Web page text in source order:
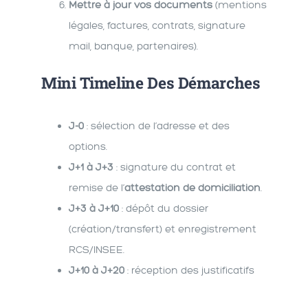
Mettre à jour vos documents (mentions
légales, factures, contrats, signature
mail, banque, partenaires).
Mini Timeline Des Démarches
J-0 : sélection de l’adresse et des
options.
J+1 à J+3 : signature du contrat et
remise de l’attestation de domiciliation.
J+3 à J+10 : dépôt du dossier
(création/transfert) et enregistrement
RCS/INSEE.
J+10 à J+20 : réception des justificatifs